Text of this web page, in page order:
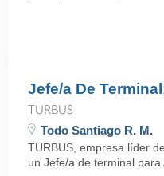
Jefe/a De
TURBUS
Todo Santiago R. M.
TURBUS, empresa líder
un Jefe/a de terminal para